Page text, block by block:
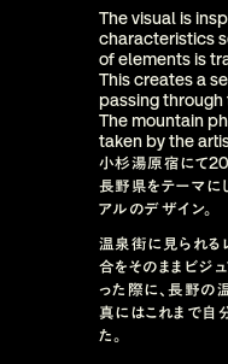
The visual is
characteristics
of elements is
This creates a
passing through
The mountain
taken by the
小杉湯原宿にて
長野県をテーマに
アルのデザイン。
温泉街に見られる
合をそのままビジ
った際に、長野の
真にはこれまで自
た。